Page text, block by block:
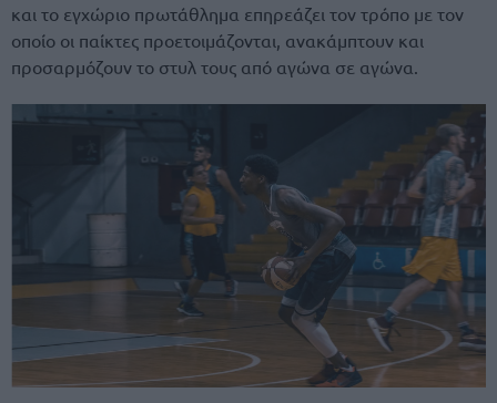
και το εγχώριο πρωτάθλημα επηρεάζει τον τρόπο με τον
οποίο οι παίκτες προετοιμάζονται, ανακάμπτουν και
προσαρμόζουν το στυλ τους από αγώνα σε αγώνα.